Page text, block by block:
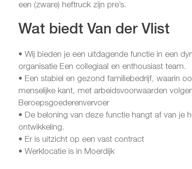
een (zware) heftruck zijn pre’s.
Wat biedt Van der Vlist
• Wij bieden je een uitdagende functie in een
organisatie Een collegiaal en enthousiast team.
• Een stabiel en gezond familiebedrijf, waarin
menselijke kant, met arbeidsvoorwaarden
Beroepsgoederenvervoer
• De beloning van deze functie hangt af van je
ontwikkeling.
• Er is uitzicht op een vast contract
• Werklocatie is in Moerdijk